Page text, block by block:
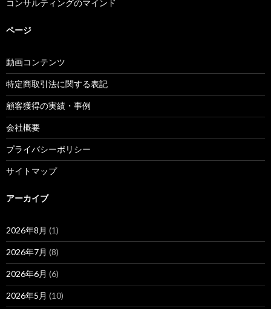
コンサルティングのマインド
ページ
動画コンテンツ
特定商取引法に関する表記
顧客獲得の実績・事例
会社概要
プライバシーポリシー
サイトマップ
アーカイブ
2026年8月 (1)
2026年7月 (8)
2026年6月 (6)
2026年5月 (10)